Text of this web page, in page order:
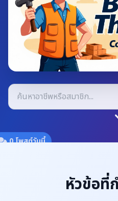
0 โพสต์วันนี้
หัวข้อที่